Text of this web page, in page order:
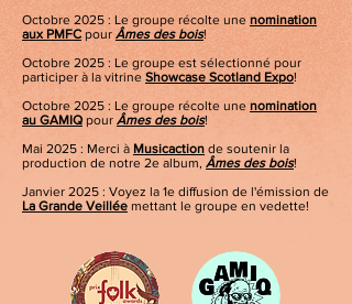
Octobre 2025 : Le groupe récolte unenomination
aux PMFCpourÂmes des bois!
Octobre 2025 : Le groupe est sélectionné pour
participer à la vitrine Showcase Scotland Expo!
Octobre 2025 : Le groupe récolte une nomination
au GAMIQ pour Âmes des bois!
Mai 2025 : Merci à Musicaction de soutenir la
production de notre 2e album, Âmes des bois!
Janvier 2025 : Voyez la 1e diffusion de l'émission de
La Grande Veillée mettant le groupe en vedette!